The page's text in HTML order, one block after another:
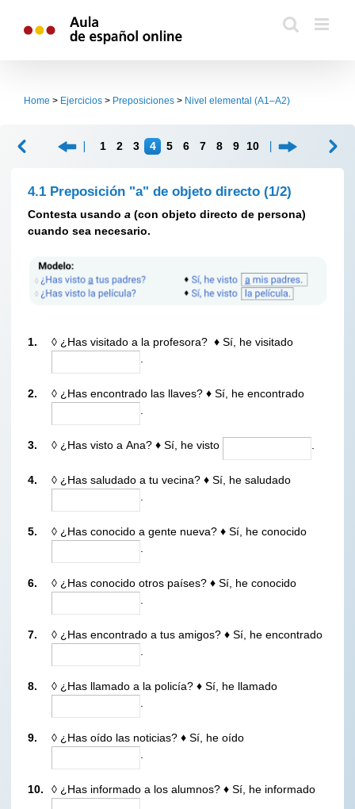
Home > Ejercicios > Preposiciones > Nivel elemental (A1–A2)
1 2 3 4 5 6 7 8 9 10
4.1 Preposición "a" de objeto directo (1/2)
Contesta usando a (con objeto directo de persona)
cuando sea necesario.
1. ◊ ¿Has visitado a la profesora? ♦ Sí, he visitado
2. ◊ ¿Has encontrado las llaves? ♦ Sí, he encontrado
3. ◊ ¿Has visto a Ana? ♦ Sí, he visto
4. ◊ ¿Has saludado a tu vecina? ♦ Sí, he saludado
5. ◊ ¿Has conocido a gente nueva? ♦ Sí, he conocido
6. ◊ ¿Has conocido otros países? ♦ Sí, he conocido
7. ◊ ¿Has encontrado a tus amigos? ♦ Sí, he encontrado
8. ◊ ¿Has llamado a la policía? ♦ Sí, he llamado
9. ◊ ¿Has oído las noticias? ♦ Sí, he oído
10. ◊ ¿Has informado a los alumnos? ♦ Sí, he informado